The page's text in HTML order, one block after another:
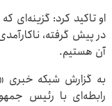
او تاکید کرد: گزینه‌ای
در پیش گرفته،
آن هستیم.
به گزارش شبکه خبری
رابطه‌ای با رئیس